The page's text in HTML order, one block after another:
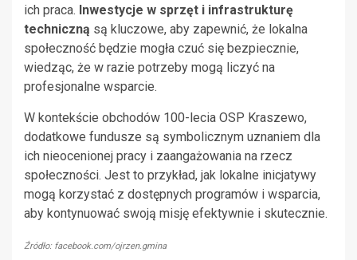
ich praca. Inwestycje w sprzęt i infrastrukturę
techniczną są kluczowe, aby zapewnić, że lokalna
społeczność będzie mogła czuć się bezpiecznie,
wiedząc, że w razie potrzeby mogą liczyć na
profesjonalne wsparcie.
W kontekście obchodów 100-lecia OSP Kraszewo,
dodatkowe fundusze są symbolicznym uznaniem dla
ich nieocenionej pracy i zaangażowania na rzecz
społeczności. Jest to przykład, jak lokalne inicjatywy
mogą korzystać z dostępnych programów i wsparcia,
aby kontynuować swoją misję efektywnie i skutecznie.
Źródło: facebook.com/ojrzen.gmina